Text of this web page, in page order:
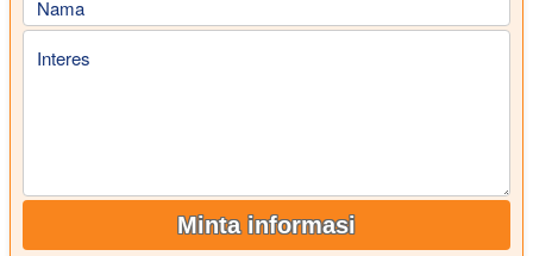
Nama
Interes
Minta informasi